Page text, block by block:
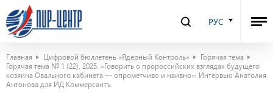
РУС
Главная Цифровой бюллетень «Ядерный Контроль»
Горячая тема
Горячая тема № 1 (22), 2025. «Говорить о пророссийских взглядах будущего
хозяина Овального кабинета — опрометчиво и наивно»: Интервью Анатолия
Антонова для ИД Коммерсантъ